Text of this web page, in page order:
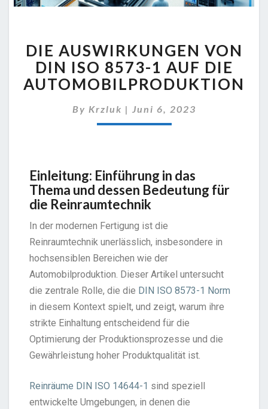
DIE AUSWIRKUNGEN VON
DIN ISO 8573-1 AUF DIE
AUTOMOBILPRODUKTION
By Krzluk | Juni 6, 2023
Einleitung: Einführung in das
Thema und dessen Bedeutung für
die Reinraumtechnik
In der modernen Fertigung ist die
Reinraumtechnik unerlässlich, insbesondere in
hochsensiblen Bereichen wie der
Automobilproduktion. Dieser Artikel untersucht
die zentrale Rolle, die die DIN ISO 8573-1 Norm
in diesem Kontext spielt, und zeigt, warum ihre
strikte Einhaltung entscheidend für die
Optimierung der Produktionsprozesse und die
Gewährleistung hoher Produktqualität ist.
Reinräume DIN ISO 14644-1 sind speziell
entwickelte Umgebungen, in denen die